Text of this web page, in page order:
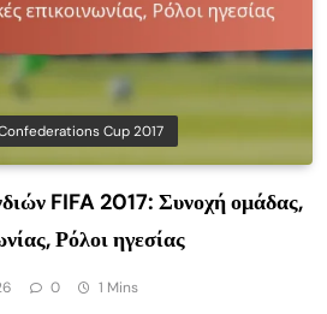
Confederations Cup 2017
FIFA 2017: Συνοχή ομάδας,
Ρόλοι ηγεσίας
0 1 Mins